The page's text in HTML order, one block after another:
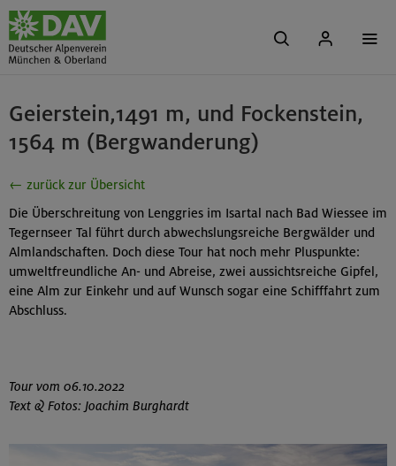
Geierstein,1491 m, und Fockenstein,
1564 m (Bergwanderung)
← zurück zur Übersicht
Die Überschreitung von Lenggries im Isartal nach Bad Wiessee im
Tegernseer Tal führt durch abwechslungsreiche Bergwälder und
Almlandschaften. Doch diese Tour hat noch mehr Pluspunkte:
umweltfreundliche An- und Abreise, zwei aussichtsreiche Gipfel,
eine Alm zur Einkehr und auf Wunsch sogar eine Schifffahrt zum
Abschluss.
Tour vom 06.10.2022
Text & Fotos: Joachim Burghardt